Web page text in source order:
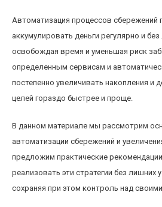
Автоматизация процессов сбережений
аккумулировать деньги регулярно и
освобождая время и уменьшая риск
определенным сервисам и
постепенно увеличивать накопления и
целей гораздо быстрее и проще.
В данном материале мы рассмотрим
автоматизации сбережений и
предложим практические
реализовать эти стратегии без лишних
сохраняя при этом контроль над